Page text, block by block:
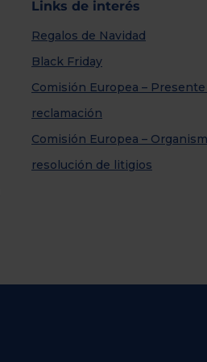
Links de interés
Regalos de Navidad
Black Friday
Comisión Europea –
reclamación
Comisión Europea –
resolución de litigios